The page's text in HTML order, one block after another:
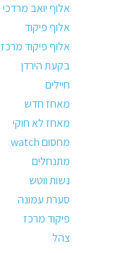
אלוף יואב מרדכי
אלוף פיקוד
אלוף פיקוד מרכז
בקעת הירדן
חיילים
מאחז חדש
מאחז לא חוקי
מחסום watch
מתנחלים
נשות ווטש
סערת עמונה
פיקוד מרכז
צהל